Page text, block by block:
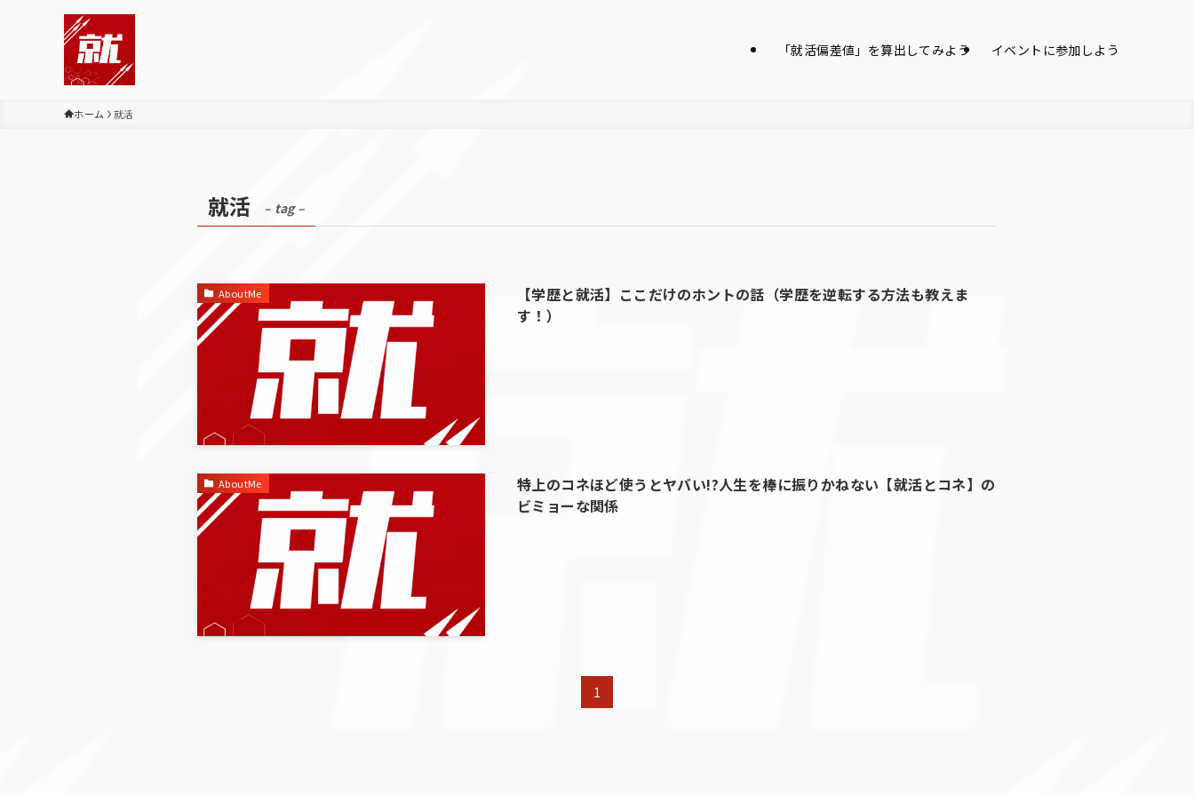
「就活偏差値」を算出してみよう イベントに参加しよう
ホーム 就活
就活 – tag –
AboutMe
【学歴と就活】ここだけのホントの話（学歴を逆転する方法も教えま
す！）
AboutMe
特上のコネほど使うとヤバい!?人生を棒に振りかねない【就活とコネ】の
ビミョーな関係
1